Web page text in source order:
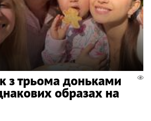
з трьома доньками
образах на